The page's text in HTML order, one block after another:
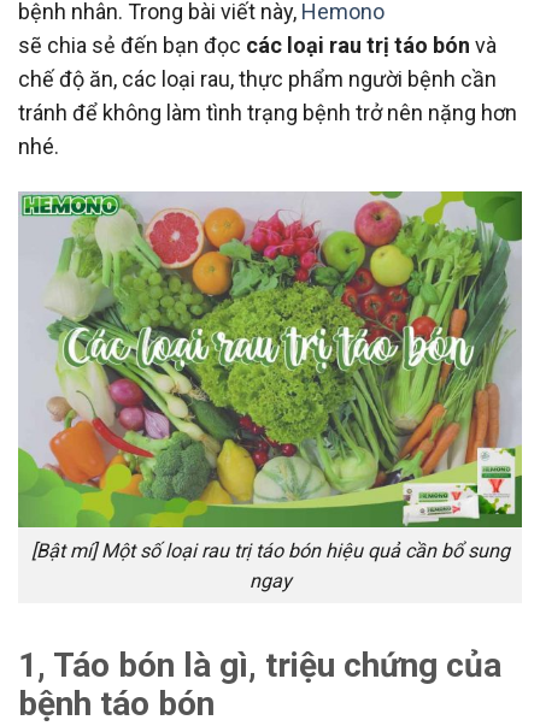
bệnh nhân. Trong bài viết này, Hemono
sẽ chia sẻ đến bạn đọc các loại rau trị táo bón và
chế độ ăn, các loại rau, thực phẩm người bệnh cần
tránh để không làm tình trạng bệnh trở nên nặng hơn
nhé.
[Bật mí] Một số loại rau trị táo bón hiệu quả cần bổ sung
ngay
1, Táo bón là gì, triệu chứng của
bệnh táo bón